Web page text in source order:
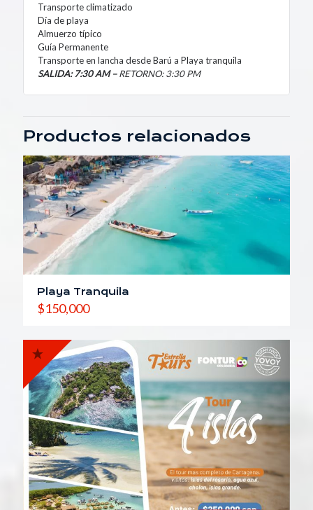
Transporte climatizado
Día de playa
Almuerzo típico
Guía Permanente
Transporte en lancha desde Barú a Playa tranquila
SALIDA: 7:30 AM –RETORNO: 3:30 PM
Productos relacionados
Playa Tranquila
$150,000